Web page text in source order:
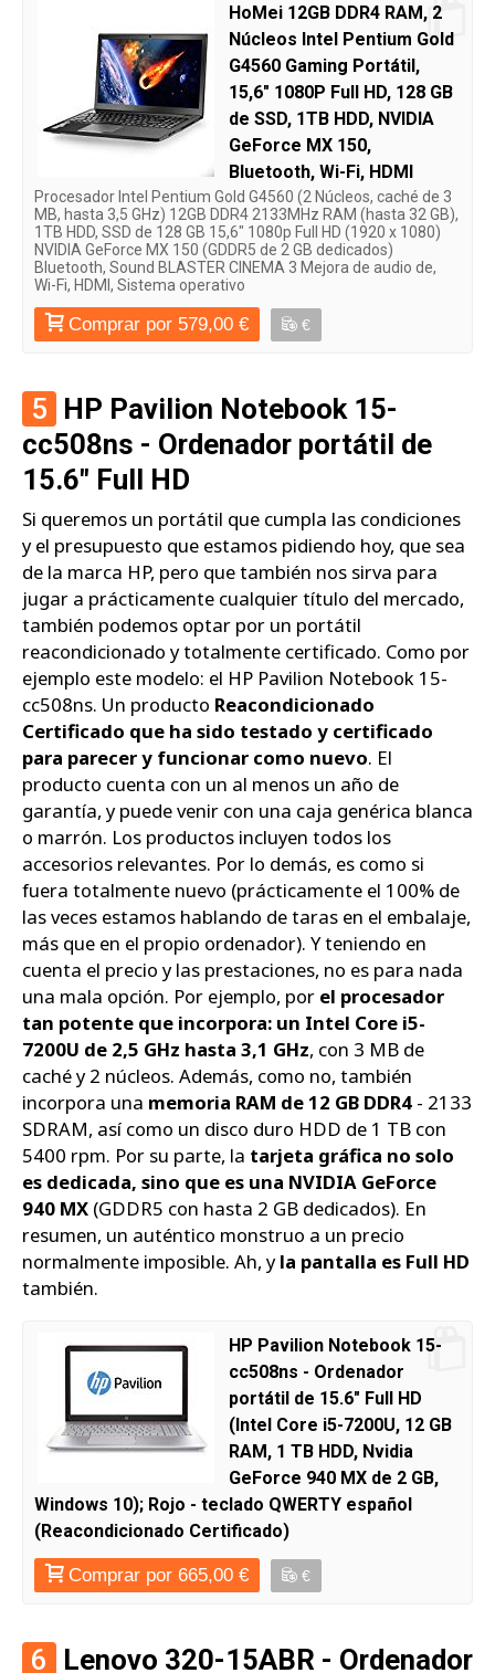
HoMei 12GB DDR4 RAM, 2
Núcleos Intel Pentium Gold
G4560 Gaming Portátil,
15,6" 1080P Full HD, 128 GB
de SSD, 1TB HDD, NVIDIA
GeForce MX 150,
Bluetooth, Wi-Fi, HDMI
Procesador Intel Pentium Gold G4560 (2 Núcleos, caché de 3
MB, hasta 3,5 GHz) 12GB DDR4 2133MHz RAM (hasta 32 GB),
1TB HDD, SSD de 128 GB 15,6" 1080p Full HD (1920 x 1080)
NVIDIA GeForce MX 150 (GDDR5 de 2 GB dedicados)
Bluetooth, Sound BLASTER CINEMA 3 Mejora de audio de,
Wi-Fi, HDMI, Sistema operativo
Comprar por 579,00 € €
5 HP Pavilion Notebook 15-
cc508ns - Ordenador portátil de
15.6" Full HD
Si queremos un portátil que cumpla las condiciones
y el presupuesto que estamos pidiendo hoy, que sea
de la marca HP, pero que también nos sirva para
jugar a prácticamente cualquier título del mercado,
también podemos optar por un portátil
reacondicionado y totalmente certificado. Como por
ejemplo este modelo: el HP Pavilion Notebook 15-
cc508ns. Un producto Reacondicionado
Certificado que ha sido testado y certificado
para parecer y funcionar como nuevo. El
producto cuenta con un al menos un año de
garantía, y puede venir con una caja genérica blanca
o marrón. Los productos incluyen todos los
accesorios relevantes. Por lo demás, es como si
fuera totalmente nuevo (prácticamente el 100% de
las veces estamos hablando de taras en el embalaje,
más que en el propio ordenador). Y teniendo en
cuenta el precio y las prestaciones, no es para nada
una mala opción. Por ejemplo, por el procesador
tan potente que incorpora: un Intel Core i5-
7200U de 2,5 GHz hasta 3,1 GHz, con 3 MB de
caché y 2 núcleos. Además, como no, también
incorpora una memoria RAM de 12 GB DDR4 - 2133
SDRAM, así como un disco duro HDD de 1 TB con
5400 rpm. Por su parte, la tarjeta gráfica no solo
es dedicada, sino que es una NVIDIA GeForce
940 MX (GDDR5 con hasta 2 GB dedicados). En
resumen, un auténtico monstruo a un precio
normalmente imposible. Ah, yla pantalla es Full HD
también.
HP Pavilion Notebook 15-
cc508ns - Ordenador
portátil de 15.6" Full HD
(Intel Core i5-7200U, 12 GB
RAM, 1 TB HDD, Nvidia
GeForce 940 MX de 2 GB,
Windows 10); Rojo - teclado QWERTY español
(Reacondicionado Certificado)
Comprar por 665,00 € €
6 Lenovo 320-15ABR - Ordenador